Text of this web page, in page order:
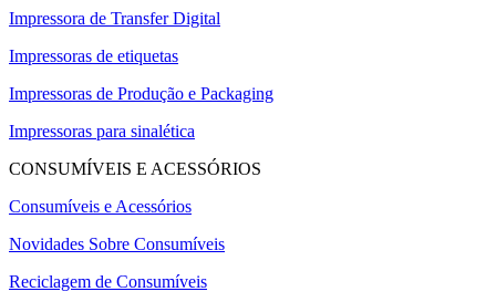
Impressora de Transfer Digital
Impressoras de etiquetas
Impressoras de Produção e Packaging
Impressoras para sinalética
CONSUMÍVEIS E ACESSÓRIOS
Consumíveis e Acessórios
Novidades Sobre Consumíveis
Reciclagem de Consumíveis